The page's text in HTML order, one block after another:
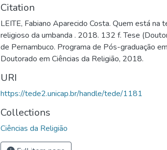
Citation
LEITE, Fabiano Aparecido Costa. Quem está na
religioso da umbanda . 2018. 132 f. Tese
de Pernambuco. Programa de Pós-graduação
Doutorado em Ciências da Religião, 2018.
URI
https://tede2.unicap.br/handle/tede/1181
Collections
Ciências da Religião